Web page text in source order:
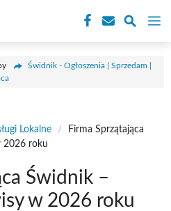
Świdnik - Ogłoszenia | Sprzedam |
Lokalne /
Firma Sprzątająca
2026 roku
Świdnik –
w 2026 roku